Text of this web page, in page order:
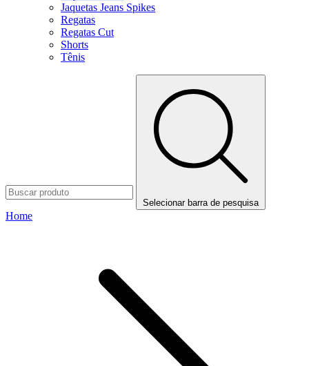
Jaquetas Jeans Spikes
Regatas
Regatas Cut
Shorts
Tênis
Selecionar barra de pesquisa
Home